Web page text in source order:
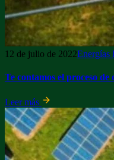
12 de julio de 2022Energías
Te contamos el proceso
Leer más